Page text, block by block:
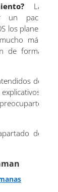
La
un pack
los planes
más
de forma
de
de